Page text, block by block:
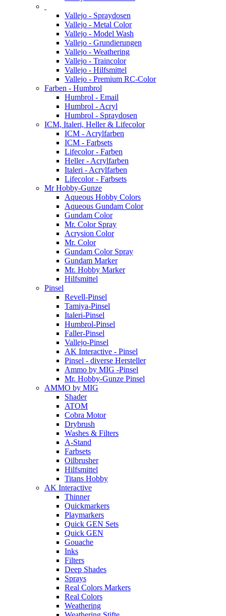
Vallejo - Spraydosen
Vallejo - Metal Color
Vallejo - Model Wash
Vallejo - Grundierungen
Vallejo - Weathering
Vallejo - Traincolor
Vallejo - Hilfsmittel
Vallejo - Premium RC-Color
Farben - Humbrol
Humbrol - Email
Humbrol - Acryl
Humbrol - Spraydosen
ICM, Italeri, Heller & Lifecolor
ICM - Acrylfarben
ICM - Farbsets
Lifecolor - Farben
Heller - Acrylfarben
Italeri - Acrylfarben
Lifecolor - Farbsets
Mr Hobby-Gunze
Aqueous Hobby Colors
Aqueous Gundam Color
Gundam Color
Mr. Color Spray
Acrysion Color
Mr. Color
Gundam Color Spray
Gundam Marker
Mr. Hobby Marker
Hilfsmittel
Pinsel
Revell-Pinsel
Tamiya-Pinsel
Italeri-Pinsel
Humbrol-Pinsel
Faller-Pinsel
Vallejo-Pinsel
AK Interactive - Pinsel
Pinsel - diverse Hersteller
Ammo by MIG -Pinsel
Mr. Hobby-Gunze Pinsel
AMMO by MIG
Shader
ATOM
Cobra Motor
Drybrush
Washes & Filters
A-Stand
Farbsets
Oilbrusher
Hilfsmittel
Titans Hobby
AK Interactive
Thinner
Quickmarkers
Playmarkers
Quick GEN Sets
Quick GEN
Gouache
Inks
Filters
Deep Shades
Sprays
Real Colors Markers
Real Colors
Weathering